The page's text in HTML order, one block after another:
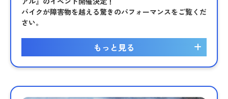
バイクが障害物を越える驚きのパフォーマンスをご覧くだ
さい。
もっと見る